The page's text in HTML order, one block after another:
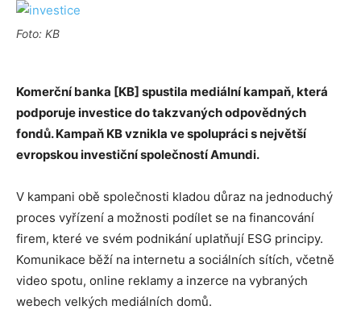
Foto: KB
Komerční banka [KB] spustila mediální kampaň, která
podporuje investice do takzvaných odpovědných
fondů. Kampaň KB vznikla ve spolupráci s největší
evropskou investiční společností Amundi.
V kampani obě společnosti kladou důraz na jednoduchý
proces vyřízení a možnosti podílet se na financování
firem, které ve svém podnikání uplatňují ESG principy.
Komunikace běží na internetu a sociálních sítích, včetně
video spotu, online reklamy a inzerce na vybraných
webech velkých mediálních domů.